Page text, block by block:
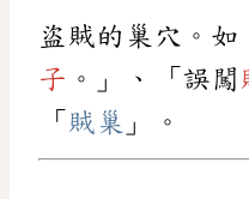
盜賊的巢穴。
子 。」、「誤闖
「 賊巢 」。